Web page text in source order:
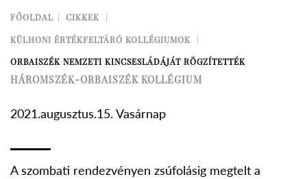
FŐOLDAL CIKKEK
KÜLHONI ÉRTÉKFELTÁRÓ KOLLÉGIUMOK
ORBAISZÉK NEMZETI KINCSESLÁDÁJÁT RÖGZÍTETTÉK
HÁROMSZÉK-ORBAISZÉK KOLLÉGIUM
2021.augusztus.15. Vasárnap
A szombati rendezvényen zsúfolásig megtelt a